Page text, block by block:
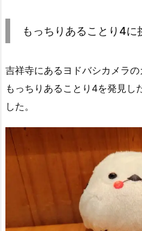
もっちりあることり4に
吉祥寺にあるヨドバシカメラの
もっちりあることり4を発見し
した。